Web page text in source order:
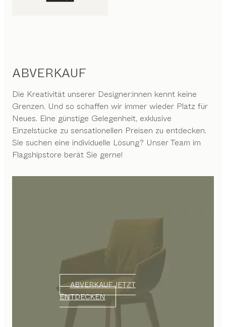
ABVERKAUF
Die Kreativität unserer Designer:innen kennt keine
Grenzen. Und so schaffen wir immer wieder Platz für
Neues. Eine günstige Gelegenheit, exklusive
Einzelstücke zu sensationellen Preisen zu entdecken.
Sie suchen eine individuelle Lösung? Unser Team im
Flagshipstore berät Sie gerne!
ABVERKAUF JETZT
ENTDECKEN